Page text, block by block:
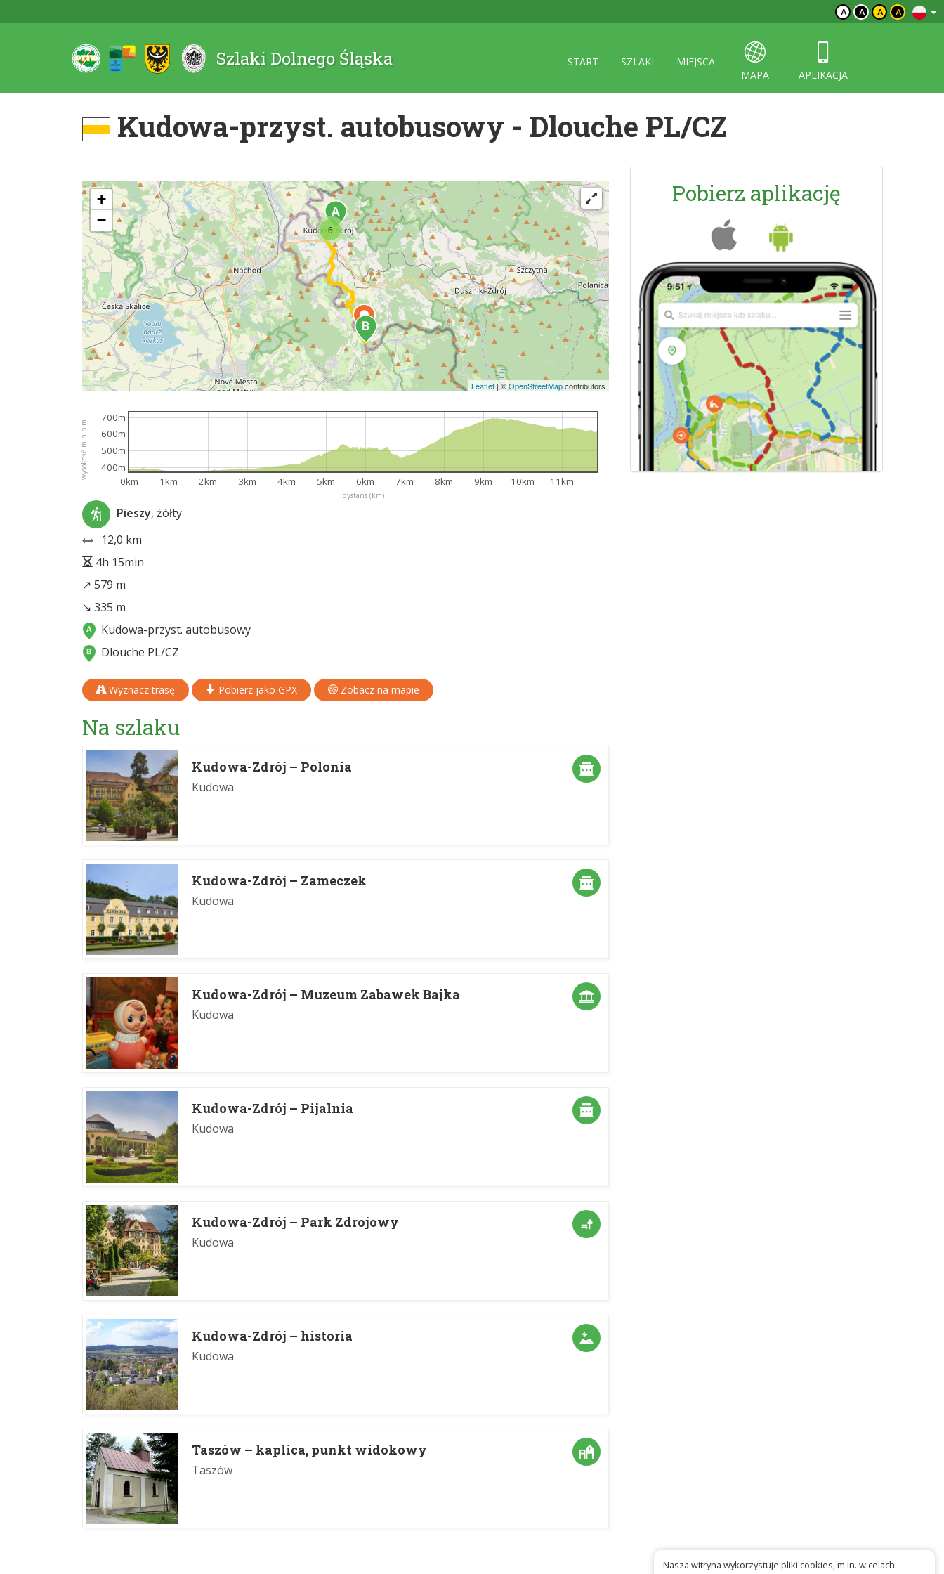
A A A A
Szlaki Dolnego Śląska START SZLAKI
MIEJSCA
MAPA
APLIKACJA
Kudowa-przyst. autobusowy - Dlouche PL/CZ
6
+
−
Leaflet |©OpenStreetMapcontributors
dystans (km)
wysokość m n.p.m.
0km 1km 2km 3km 4km 5km 6km 7km 8km 9km 10km 11km
400m
500m
600m
700m
Pieszy, żółty
12,0 km
4h 15min
↗ 579 m
↘ 335 m
Kudowa-przyst. autobusowy
Dlouche PL/CZ
Wyznacz trasę Pobierz jako GPX Zobacz na mapie
Na szlaku
Kudowa-Zdrój – Polonia
Kudowa
Kudowa-Zdrój – Zameczek
Kudowa
Kudowa-Zdrój – Muzeum Zabawek Bajka
Kudowa
Kudowa-Zdrój – Pijalnia
Kudowa
Kudowa-Zdrój – Park Zdrojowy
Kudowa
Kudowa-Zdrój – historia
Kudowa
Taszów – kaplica, punkt widokowy
Taszów
Pobierz aplikację
Nasza witryna wykorzystuje pliki cookies, m.in. w celach